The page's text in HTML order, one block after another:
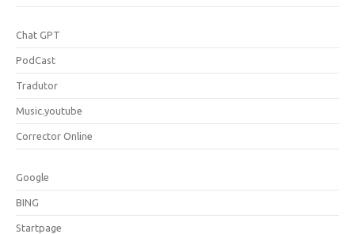
Chat GPT
PodCast
Tradutor
Music.youtube
Corrector Online
Google
BING
Startpage